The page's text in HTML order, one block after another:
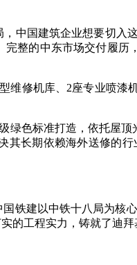
中国建筑企业想要切
整的中东市场交付履
修机库、2座专业喷漆
色标准打造，依托屋
长期依赖海外送修的
建以中铁十八局为核
工程实力，铸就了迪